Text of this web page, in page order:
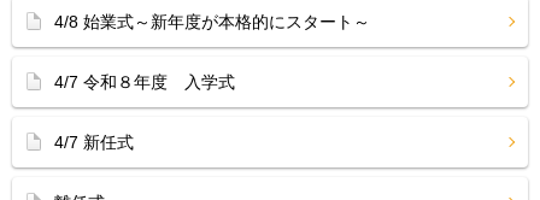
4/8 始業式～新年度が本格的にスタート～
4/7 令和８年度 入学式
4/7 新任式